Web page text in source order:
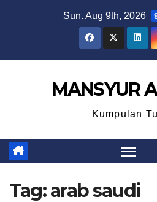
Sun. Aug 9th, 2026
MANSYUR
Kumpulan
Tag:arab saudi